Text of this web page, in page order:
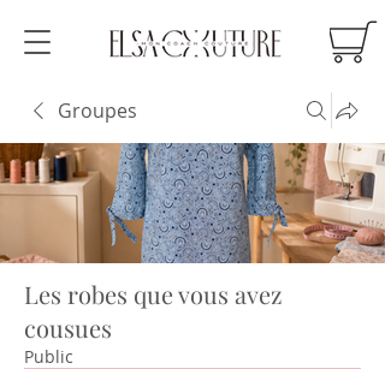
Groupes
Les robes que vous avez
cousues
Public